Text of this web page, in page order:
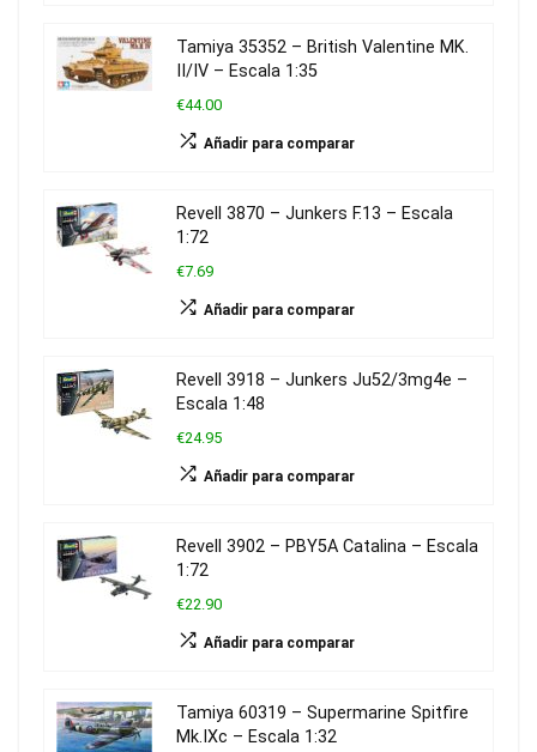
Tamiya 35352 – British Valentine MK.
II/IV – Escala 1:35
€44.00
Añadir para comparar
Revell 3870 – Junkers F.13 – Escala
1:72
€7.69
Añadir para comparar
Revell 3918 – Junkers Ju52/3mg4e –
Escala 1:48
€24.95
Añadir para comparar
Revell 3902 – PBY5A Catalina – Escala
1:72
€22.90
Añadir para comparar
Tamiya 60319 – Supermarine Spitfire
Mk.IXc – Escala 1:32